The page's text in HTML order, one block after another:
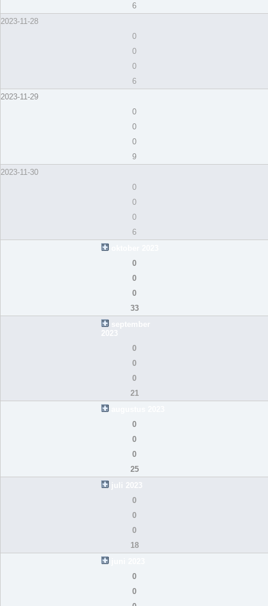
6
2023-11-28
0
0
0
6
2023-11-29
0
0
0
9
2023-11-30
0
0
0
6
0
0
0
33
september
2023
0
0
0
21
0
0
0
25
juli 2023
0
0
0
18
0
0